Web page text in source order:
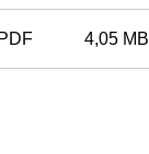
PDF 4,05 MB